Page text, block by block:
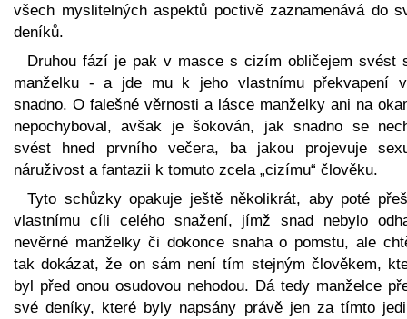
všech myslitelných aspektů poctivě zaznamenává do
deníků.
Druhou fází je pak v masce s cizím obličejem svést
manželku - a jde mu k jeho vlastnímu překvapení
snadno. O falešné věrnosti a lásce manželky ani na
nepochyboval, avšak je šokován, jak snadno se
svést hned prvního večera, ba jakou projevuje
náruživost a fantazii k tomuto zcela „cizímu“ člověku.
Tyto schůzky opakuje ještě několikrát, aby poté
vlastnímu cíli celého snažení, jímž snad nebylo
nevěrné manželky či dokonce snaha o pomstu, ale
tak dokázat, že on sám není tím stejným člověkem,
byl před onou osudovou nehodou. Dá tedy manželce
své deníky, které byly napsány právě jen za tímto